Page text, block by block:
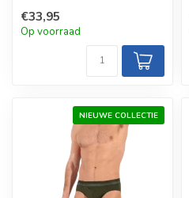
Horizon...
€33,95
Op voorraad
NIEUWE COLLECTIE